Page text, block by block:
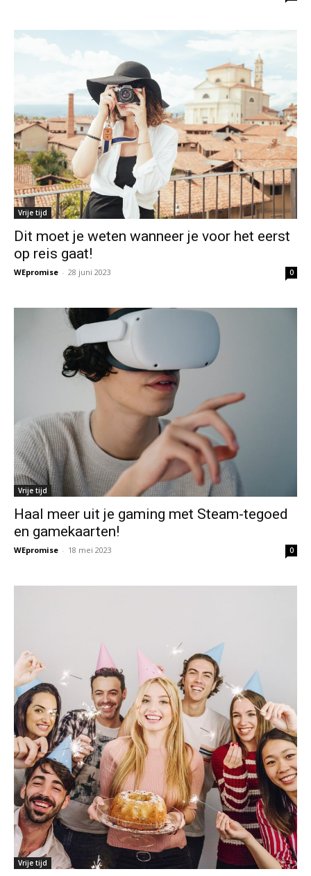
Vrije tijd
Dit moet je weten wanneer je voor het eerst
op reis gaat!
WEpromise - 28 juni 2023 0
Vrije tijd
Haal meer uit je gaming met Steam-tegoed
en gamekaarten!
WEpromise - 18 mei 2023 0
Vrije tijd